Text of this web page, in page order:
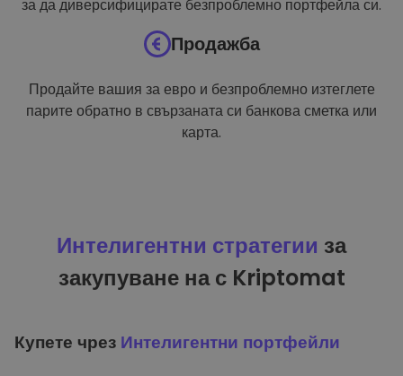
за да диверсифицирате безпроблемно портфейла си.
Продажба
Продайте вашия за евро и безпроблемно изтеглете
парите обратно в свързаната си банкова сметка или
карта.
Интелигентни стратегии за
закупуване на с Kriptomat
Купете чрез Интелигентни портфейли